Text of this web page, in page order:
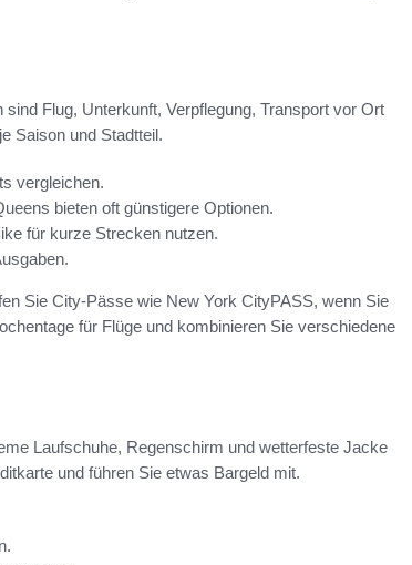
Flug, Unterkunft, Verpflegung, Transport vor Ort
Saison und Stadtteil.
vergleichen.
bieten oft günstigere Optionen.
für kurze Strecken nutzen.
Sie City-Pässe wie New York CityPASS, wenn Sie
für Flüge und kombinieren Sie verschiedene
Laufschuhe, Regenschirm und wetterfeste Jacke
und führen Sie etwas Bargeld mit.